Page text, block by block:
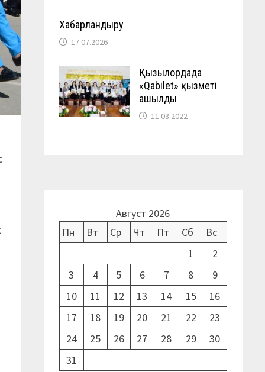
Хабарландыру
17.07.2026
Қызылордада
«Qabilet» қызметі
ашылды
11.03.2022
Август 2026
Пн
Вт Ср Чт Пт Сб
Вс
1
2
3
4 5 6 7 8
9
10
11 12 13 14 15
16
17
18 19 20 21 22
23
24
25 26 27 28 29
30
31